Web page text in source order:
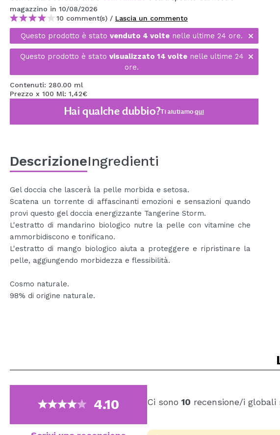
MAQUIFARMA
KOREA ZONE
TRAVEL SIZE
SPECIALE
OUTLET
PROSSIMAMENTE
magazzino in 10/08/2026
10 comment(s) / Lascia un commento
Questo prodotto è stato venduto 4 volte nelle ultime 24 ore.
Questo prodotto è stato visualizzato 14 voltenelle ultime 24
ore.
Contenuti: 280.00 ml
Prezzo x 100 Ml: 1,42€
Hai qualche dubbio?Ti aiutiamoqui
DescrizioneIngredienti
Gel doccia che lascerà la pelle morbida e setosa.
Scatena un torrente di affascinanti emozioni e sensazioni quando
provi questo gel doccia energizzante Tangerine Storm.
L'estratto di mandarino biologico nutre la pelle con vitamine che
ammorbidiscono e tonificano.
L'estratto di mango biologico aiuta a proteggere e ripristinare la
pelle, aggiungendo morbidezza e flessibilità.
Cosmo naturale.
98% di origine naturale.
4.10 Ci sono 10 recensione/i